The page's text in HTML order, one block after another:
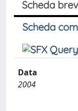
Scheda
Scheda
Data
2004